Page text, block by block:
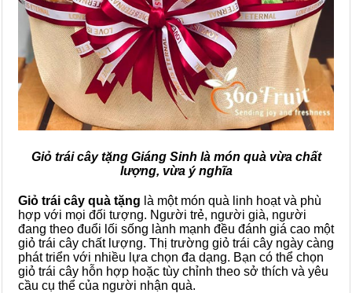
Giỏ trái cây tặng Giáng Sinh là món quà vừa chất
lượng, vừa ý nghĩa
Giỏ trái cây quà tặng là một món quà linh hoạt và phù
hợp với mọi đối tượng. Người trẻ, người già, người
đang theo đuổi lối sống lành mạnh đều đánh giá cao một
giỏ trái cây chất lượng. Thị trường giỏ trái cây ngày càng
phát triển với nhiều lựa chọn đa dạng. Bạn có thể chọn
giỏ trái cây hỗn hợp hoặc tùy chỉnh theo sở thích và yêu
cầu cụ thể của người nhận quà.